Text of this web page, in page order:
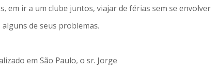
em ir a um clube juntos, viajar de férias sem se envolver
de seus problemas.
em São Paulo, o sr. Jorge